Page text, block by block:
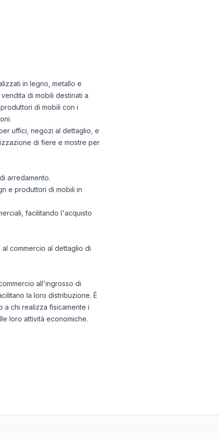
in legno, metallo e
di mobili destinati a
di mobili con i
uffici, negozi al dettaglio, e
di fiere e mostre per
arredamento.
e produttori di mobili in
facilitando l'acquisto
commercio al dettaglio di
all'ingrosso di
la loro distribuzione. È
a chi realizza fisicamente i
loro attività economiche.